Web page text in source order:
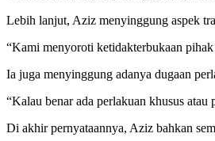
Lebih lanjut, Aziz menyinggung aspek
“Kami menyoroti ketidakterbukaan
Ia juga menyinggung adanya dugaan
“Kalau benar ada perlakuan khusus
Di akhir pernyataannya, Aziz bahkan